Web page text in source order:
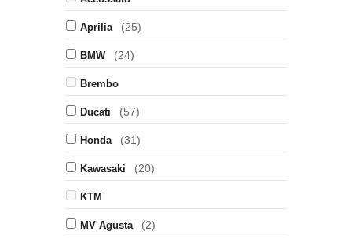
Aprilia (25)
BMW (24)
Brembo
Ducati (57)
Honda (31)
Kawasaki (20)
KTM
MV Agusta (2)